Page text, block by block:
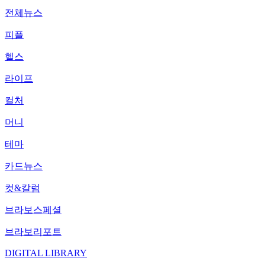
전체뉴스
피플
헬스
라이프
컬처
머니
테마
카드뉴스
컷&칼럼
브라보스페셜
브라보리포트
DIGITAL LIBRARY